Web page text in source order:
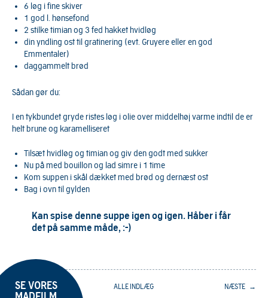
6 løg i fine skiver
1 god l. hønsefond
2 stilke timian og 3 fed hakket hvidløg
din yndling ost til gratinering (evt. Gruyere eller en god
Emmentaler)
daggammelt brød
Sådan gør du:
I en tykbundet gryde ristes løg i olie over middelhøj varme indtil de er
helt brune og karamelliseret
Tilsæt hvidløg og timian og giv den godt med sukker
Nu på med bouillon og lad simre i 1 time
Kom suppen i skål dækket med brød og dernæst ost
Bag i ovn til gylden
Kan spise denne suppe igen og igen. Håber i får
det på samme måde, :-)
← FORRIGE ALLE INDLÆG NÆSTE →
SE VORES